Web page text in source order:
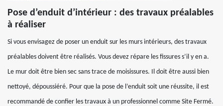
Pose d’enduit d’intérieur : des travaux préalables
à réaliser
Si vous envisagez de poser un enduit sur les murs intérieurs, des travaux
préalables doivent être réalisés. Vous devez répare les fissures s’il y en a.
Le mur doit être bien sec sans trace de moisissures. Il doit être aussi bien
nettoyé, dépoussiéré. Pour que la pose de l’enduit soit une réussite, il est
recommandé de confier les travaux à un professionnel comme Site Fermé.